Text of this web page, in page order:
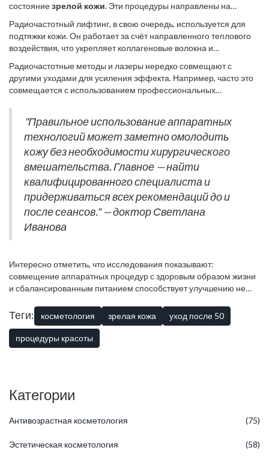
состояниезрелой кожи. Эти процедуры направлены на
естественного сияния кожи. Среди наиболее популярных
можно выделить лазерную терапию, радиочастотный лифтинг и
ультразвуковую чистку. Каждая из них имеет свои особенности и
подходит для решения специфических задач. Лазерная
терапия, например, прекрасно справляется с устранением
пигментных пятен и повышением тонуса кожи, стимулируя
Радиочастотный лифтинг, в свою очередь, используется для
подтяжки кожи. Он работает за счёт направленного теплового
воздействия, что укрепляет коллагеновые волокна и
морщин и обвисания, благодаря чему кожа становится более
упругой. Ультразвуковая чистка эффективно очищает поры и
способствует удалению ороговевших клеток, оживляя лицо и
делая его свежим и здоровым. Современные технологии
позволяют практически безболезненно и эффективно
ухаживать за кожей, поэтому их всё чаще выбирают женщины и
мужчины, шагнувшие за 50 лет.
Радиочастотные методы и лазеры нередко совмещают с
другими уходами для усиления эффекта. Например, часто это
совмещается с использованием профессиональных
прошедших курс аппаратных процедур, сообщают о видимых
улучшениях внешнего вида своей кожи. Однако даже самые
эффективные процедуры имеют свои ограничения и
противопоказания, поэтому перед началом таких процедур
всегда рекомендуется консультация с врачом-косметологом.
"Правильное использование аппаратных
технологий может заметно омолодить
кожу без необходимости хирургического
вмешательства. Главное — найти
квалифицированного специалиста и
придерживаться всех рекомендаций до и
после сеансов." — доктор Светлана
Иванова
Интересно отметить, что исследования показывают:
совмещение аппаратных процедур с здоровым образом жизни
и сбалансированным питанием способствует улучшению не
комплексная забота о себе становится опорой здоровья и
красоты в зрелые годы, создавая чувство уверенности и
хорошего настроения каждый день.
Теги: косметология зрелая кожа уход после 50
процедуры красоты
Категории
Антивозрастная косметология (75)
Эстетическая косметология (58)